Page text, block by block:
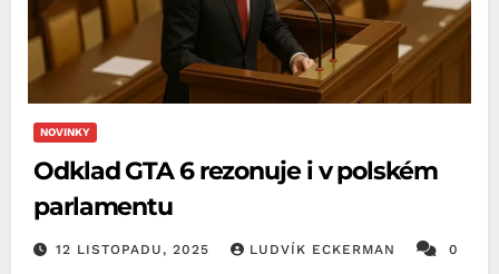
NOVINKY
Odklad GTA 6 rezonuje i v polském
parlamentu
12 LISTOPADU, 2025 LUDVÍK ECKERMAN 0